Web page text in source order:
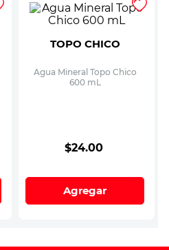
TOPO CHICO
Agua Mineral Topo Chico
600 mL
$24.00
Agregar